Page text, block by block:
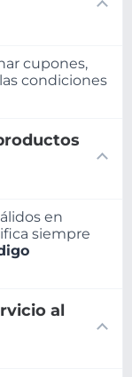
cupones,
condiciones
en
siempre
al